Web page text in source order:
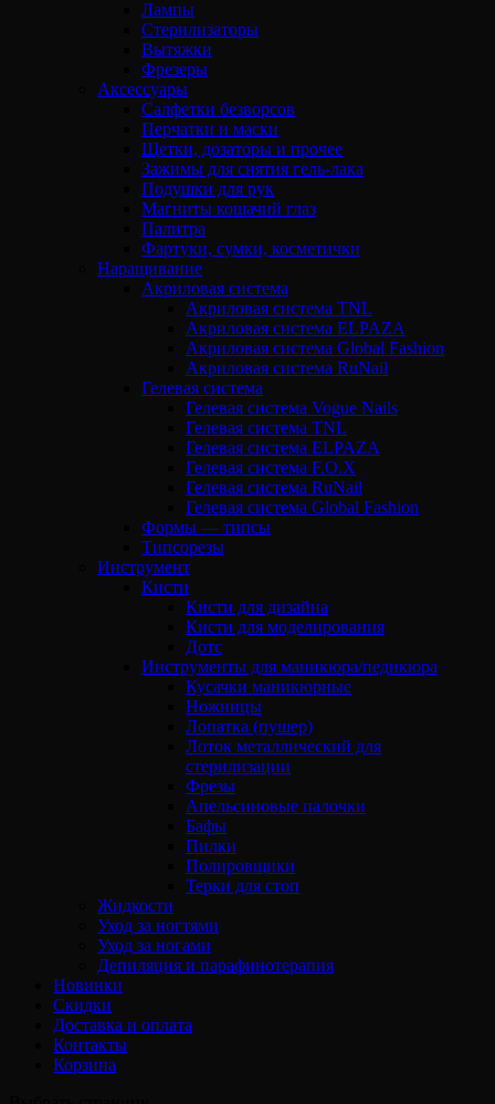
Лампы
Стерилизаторы
Вытяжки
Фрезеры
Аксессуары
Салфетки безворсов
Перчатки и маски
Щетки, дозаторы и прочее
Зажимы для снятия гель-лака
Подушки для рук
Магниты кошачий глаз
Палитра
Фартуки, сумки, косметички
Наращивание
Акриловая система
Акриловая система TNL
Акриловая система ELPAZA
Акриловая система Global Fashion
Акриловая система RuNail
Гелевая система
Гелевая система Vogue Nails
Гелевая система TNL
Гелевая система ELPAZA
Гелевая система F.O.X
Гелевая система RuNail
Гелевая система Global Fashion
Формы — типсы
Типсорезы
Инструмент
Кисти
Кисти для дизайна
Кисти для моделирования
Дотс
Инструменты для маникюра/педикюра
Кусачки маникюрные
Ножницы
Лопатка (пушер)
Лоток металлический для
стерилизации
Фрезы
Апельсиновые палочки
Бафы
Пилки
Полировщики
Терки для стоп
Жидкости
Уход за ногтями
Уход за ногами
Депиляция и парафинотерапия
Новинки
Скидки
Доставка и оплата
Контакты
Корзина